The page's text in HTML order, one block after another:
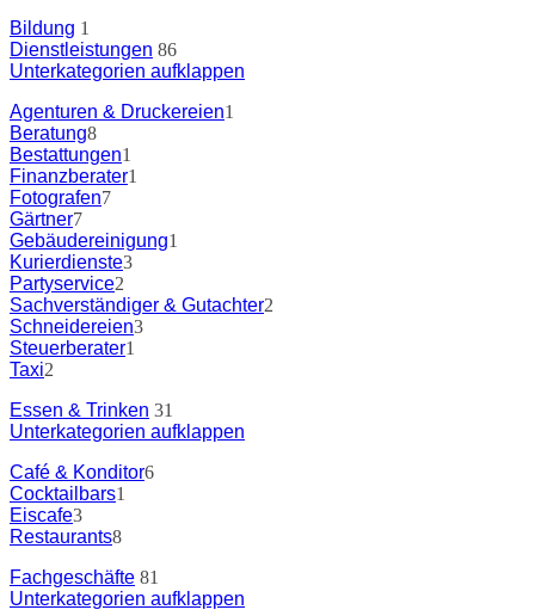
Bildung 1
Dienstleistungen 86
Unterkategorien aufklappen
Agenturen & Druckereien1
Beratung8
Bestattungen1
Finanzberater1
Fotografen7
Gärtner7
Gebäudereinigung1
Kurierdienste3
Partyservice2
Sachverständiger & Gutachter2
Schneidereien3
Steuerberater1
Taxi2
Essen & Trinken 31
Unterkategorien aufklappen
Café & Konditor6
Cocktailbars1
Eiscafe3
Restaurants8
Fachgeschäfte 81
Unterkategorien aufklappen